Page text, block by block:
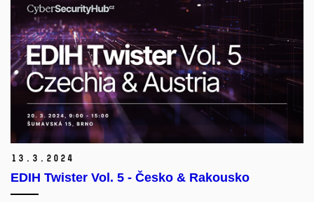
13. 3. 2024
EDIH Twister Vol. 5 - Česko & Rakousko